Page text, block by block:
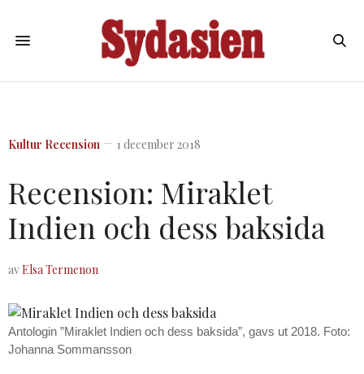
Kultur Recension 1 december 2018
Recension: Miraklet
Indien och dess baksida
avElsa Termenon
Antologin ”Miraklet Indien och dess baksida”, gavs ut 2018. Foto:
Johanna Sommansson